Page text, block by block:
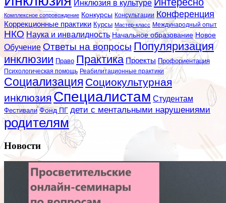
Инклюзия в культуре
Комплексное сопровождение Конкурсы Консультации Конференция
Коррекционные практики Курсы Мастер-класс Международный опыт
НКО Наука и инвалидность Начальное образование Новое
Обучение Ответы на вопросыПопуляризация
инклюзии
Право Практика Проекты Профориентация
Психологическая помощь Реабилитационные практики
Социализация Социокультурная
инклюзия Специалистам Студентам
Фестивали Фонд ПГ дети с ментальными нарушениями
родителям
Новости